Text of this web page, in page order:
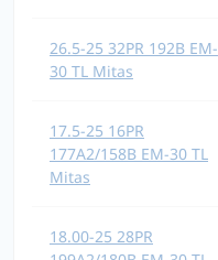
26.5-25 32PR 192B EM-
30 TL Mitas
17.5-25 16PR
177A2/158B EM-30 TL
Mitas
18.00-25 28PR